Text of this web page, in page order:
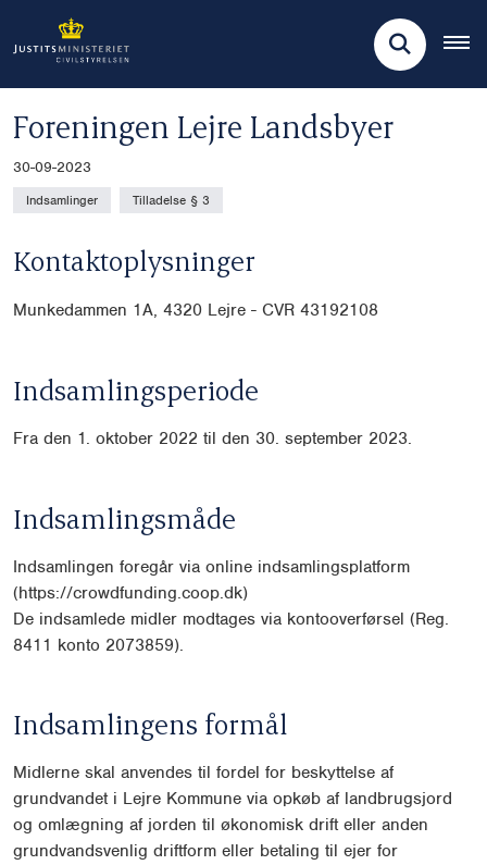
Foreningen Lejre Landsbyer
30-09-2023
Indsamlinger Tilladelse § 3
Kontaktoplysninger
Munkedammen 1A, 4320 Lejre - CVR 43192108
Indsamlingsperiode
Fra den 1. oktober 2022 til den 30. september 2023.
Indsamlingsmåde
Indsamlingen foregår via online indsamlingsplatform
(https://crowdfunding.coop.dk)
De indsamlede midler modtages via kontooverførsel (Reg.
8411 konto 2073859).
Indsamlingens formål
Midlerne skal anvendes til fordel for beskyttelse af
grundvandet i Lejre Kommune via opkøb af landbrugsjord
og omlægning af jorden til økonomisk drift eller anden
grundvandsvenlig driftform eller betaling til ejer for